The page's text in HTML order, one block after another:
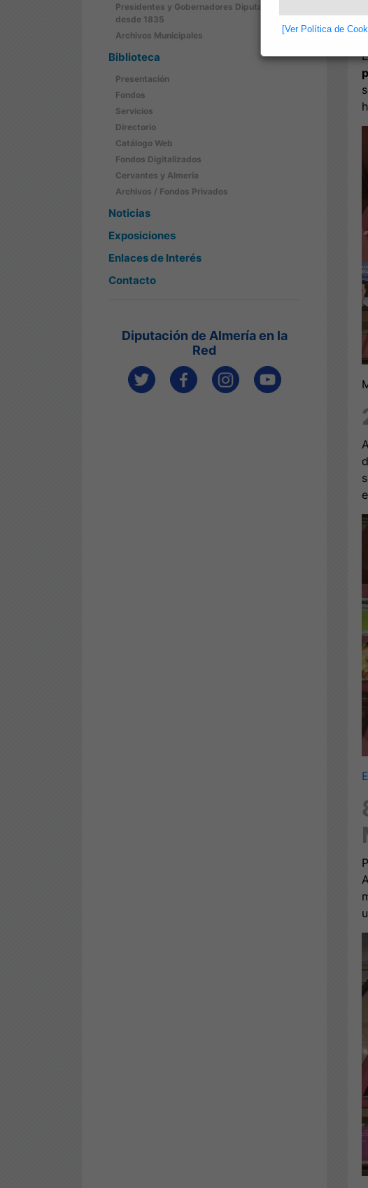
[Ver Política de
Presidentes y Gobernadores Diputación
desde 1835
Archivos Municipales
Biblioteca
Presentación
Fondos
Servicios
Directorio
Catálogo Web
Fondos Digitalizados
Cervantes y Almería
Archivos / Fondos Privados
Noticias
Exposiciones
Enlaces de Interés
Contacto
Diputación de Almería en la
Red